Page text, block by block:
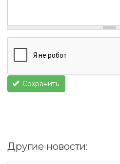
Сохранить
Другие новости: